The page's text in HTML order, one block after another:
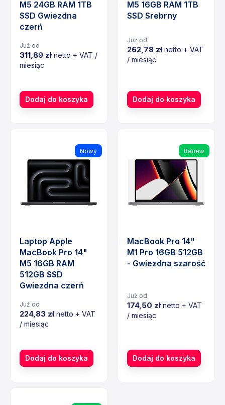
M5 24GB RAM 1TB
SSD Gwiezdna
czerń
Już od
311,89 złnetto + VAT /
miesiąc
Dodaj do koszyka
M5 16GB RAM 1TB
SSD Srebrny
Już od
262,78 złnetto + VAT
/ miesiąc
Dodaj do koszyka
Nowy
Laptop Apple
MacBook Pro 14"
M5 16GB RAM
512GB SSD
Gwiezdna czerń
Już od
224,83 złnetto + VAT
/ miesiąc
Dodaj do koszyka
Renew
MacBook Pro 14"
M1 Pro 16GB 512GB
- Gwiezdna szarość
Już od
174,50 złnetto + VAT
/ miesiąc
Dodaj do koszyka